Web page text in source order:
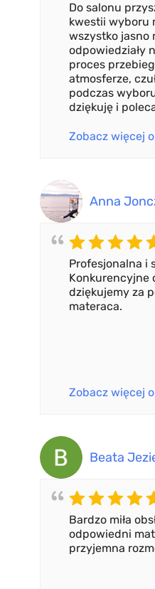
Do salonu
kwestii wyboru
wszystko jasno
odpowiedziały
proces
atmosferze,
podczas
dziękuję i
Zobacz więcej
Anna
Profesjonalna i
Konkurencyjne
dziękujemy za
materaca.
Zobacz więcej
Beata
Bardzo miła
odpowiedni
przyjemna